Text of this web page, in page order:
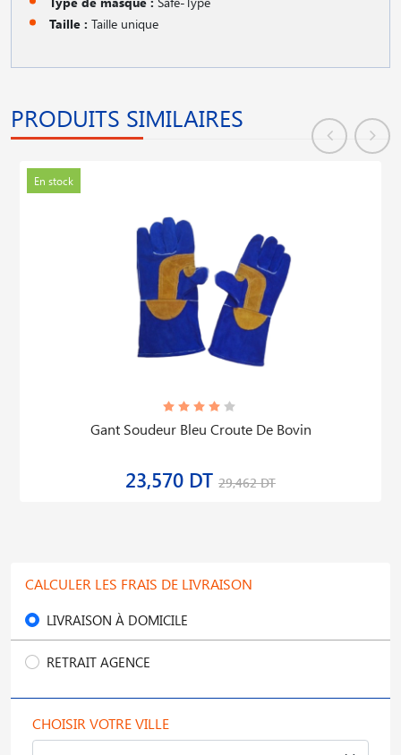
Taille : Taille unique
PRODUITS SIMILAIRES
En stock
Gant Soudeur Bleu Croute De Bovin
23,570 DT 29,462 DT
CALCULER LES FRAIS DE LIVRAISON
LIVRAISON À DOMICILE
RETRAIT AGENCE
CHOISIR VOTRE VILLE